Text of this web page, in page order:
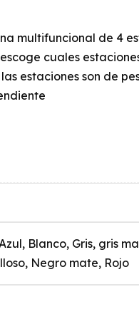
multifuncional de 4
cuales
las estaciones son de
Blanco, Gris, gris
Negro mate, Rojo